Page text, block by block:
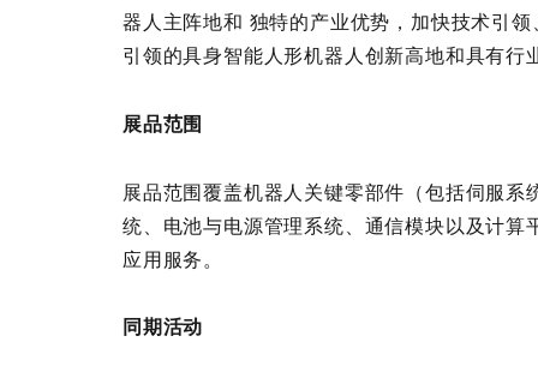
器人主阵地和 独特的产业优势，加快技术引
引领的具身智能人形机器人创新高地和具有行
展品范围
展品范围覆盖机器人关键零部件（包括伺服
统、电池与电源管理系统、通信模块以及计
应用服务。
同期活动